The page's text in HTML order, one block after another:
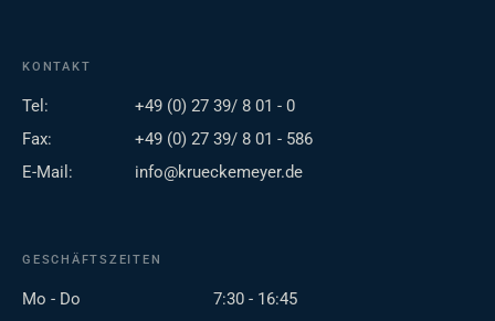
KONTAKT
Tel:
+49 (0) 27 39/ 8 01 - 0
Fax:
+49 (0) 27 39/ 8 01 - 586
E-Mail:
info@krueckemeyer.de
GESCHÄFTSZEITEN
Mo - Do
7:30 - 16:45